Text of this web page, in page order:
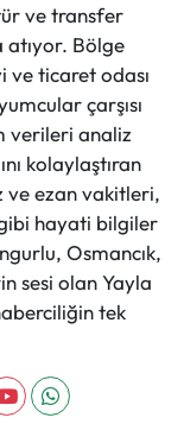
ve transfer
Bölge
ticaret odası
çarşısı
verileri analiz
kolaylaştıran
ve ezan vakitleri,
hayati bilgiler
Osmancık,
sesi olan Yayla
tek